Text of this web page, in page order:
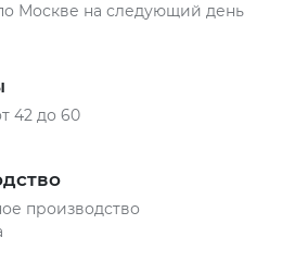
Москве на следующий день
42 до 60
производство